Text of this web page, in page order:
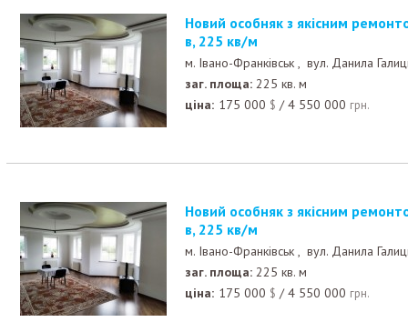
Новий особняк з якісним ремонтом в центрі Крихівці
в, 225 кв/м
м. Івано-Франківськ , вул. Данила
заг. площа: 225 кв. м
ціна: 175 000 $ /4 550 000 грн.
Новий особняк з якісним ремонтом в центрі Крихівці
в, 225 кв/м
м. Івано-Франківськ , вул. Данила
заг. площа: 225 кв. м
ціна: 175 000 $ /4 550 000 грн.